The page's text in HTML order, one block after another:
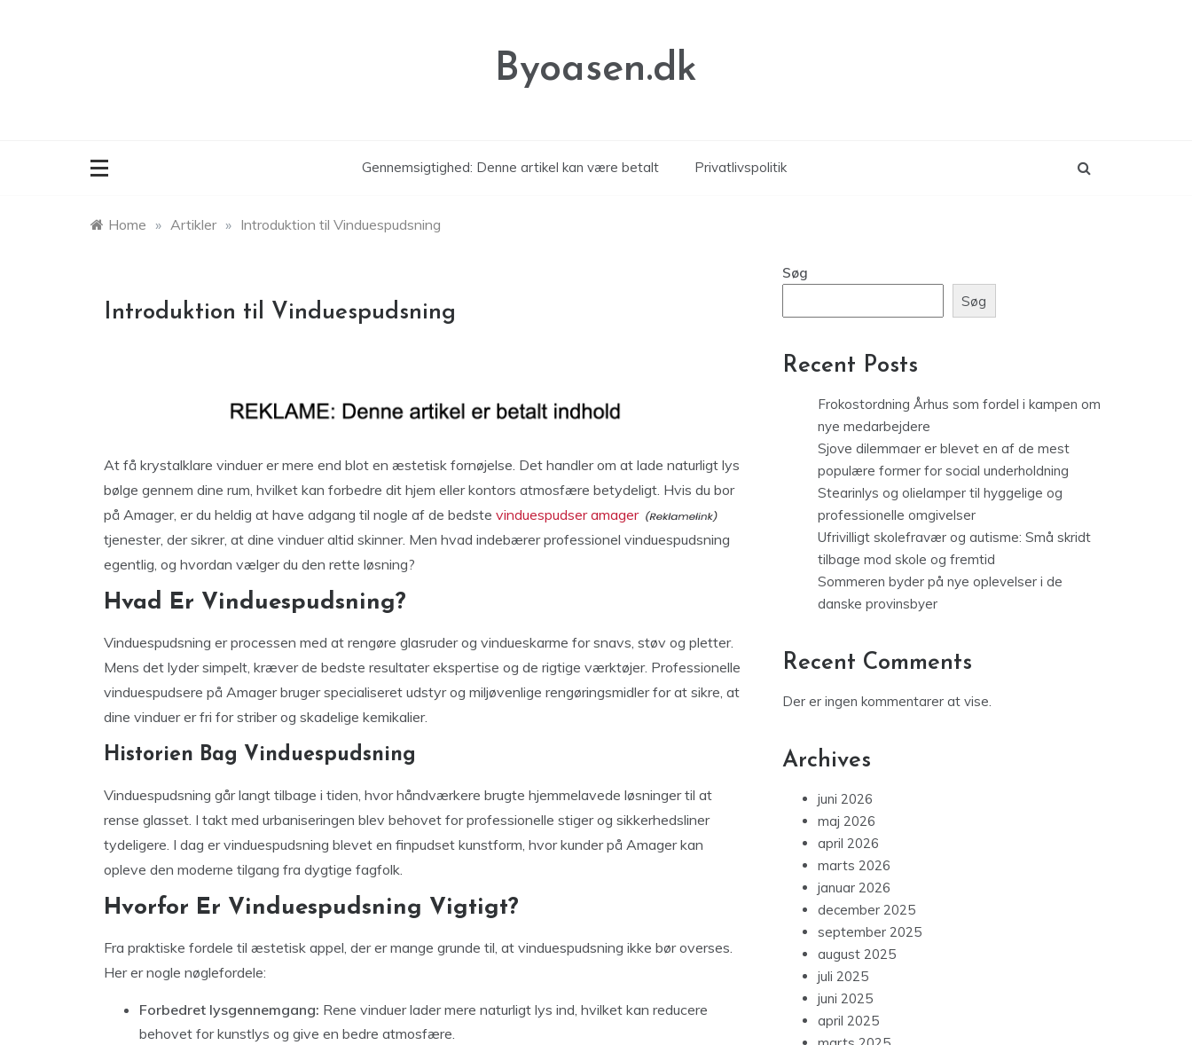
Byoasen.dk
Gennemsigtighed: Denne artikel kan være betalt Privatlivspolitik
Home » Artikler » Introduktion til Vinduespudsning
Introduktion til Vinduespudsning
At få krystalklare vinduer er mere end blot en æstetisk fornøjelse. Det handler om at lade naturligt lys
bølge gennem dine rum, hvilket kan forbedre dit hjem eller kontors atmosfære betydeligt. Hvis du bor
på Amager, er du heldig at have adgang til nogle af de bedste vinduespudser amager
tjenester, der sikrer, at dine vinduer altid skinner. Men hvad indebærer professionel vinduespudsning
egentlig, og hvordan vælger du den rette løsning?
Hvad Er Vinduespudsning?
Vinduespudsning er processen med at rengøre glasruder og vindueskarme for snavs, støv og pletter.
Mens det lyder simpelt, kræver de bedste resultater ekspertise og de rigtige værktøjer. Professionelle
vinduespudsere på Amager bruger specialiseret udstyr og miljøvenlige rengøringsmidler for at sikre, at
dine vinduer er fri for striber og skadelige kemikalier.
Historien Bag Vinduespudsning
Vinduespudsning går langt tilbage i tiden, hvor håndværkere brugte hjemmelavede løsninger til at
rense glasset. I takt med urbaniseringen blev behovet for professionelle stiger og sikkerhedsliner
tydeligere. I dag er vinduespudsning blevet en finpudset kunstform, hvor kunder på Amager kan
opleve den moderne tilgang fra dygtige fagfolk.
Hvorfor Er Vinduespudsning Vigtigt?
Fra praktiske fordele til æstetisk appel, der er mange grunde til, at vinduespudsning ikke bør overses.
Her er nogle nøglefordele:
Forbedret lysgennemgang: Rene vinduer lader mere naturligt lys ind, hvilket kan reducere
behovet for kunstlys og give en bedre atmosfære.
Søg
Søg
Recent Posts
Frokostordning Århus som fordel i kampen om
nye medarbejdere
Sjove dilemmaer er blevet en af de mest
populære former for social underholdning
Stearinlys og olielamper til hyggelige og
professionelle omgivelser
Ufrivilligt skolefravær og autisme: Små skridt
tilbage mod skole og fremtid
Sommeren byder på nye oplevelser i de
danske provinsbyer
Recent Comments
Der er ingen kommentarer at vise.
Archives
juni 2026
maj 2026
april 2026
marts 2026
januar 2026
december 2025
september 2025
august 2025
juli 2025
juni 2025
april 2025